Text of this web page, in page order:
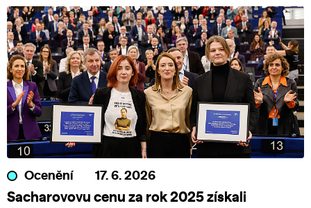
Ocenění 17. 6. 2026
Sacharovovu cenu za rok 2025 získali